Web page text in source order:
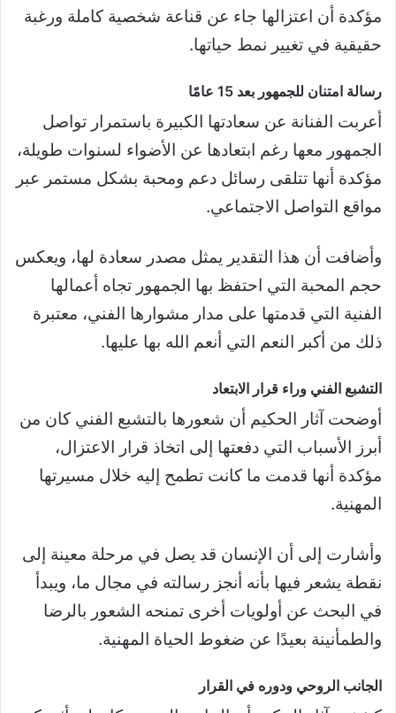
مؤكدة أن اعتزالها جاء عن قناعة شخصية كاملة ورغبة
حقيقية في تغيير نمط حياتها.
رسالة امتنان للجمهور بعد 15 عامًا
أعربت الفنانة عن سعادتها الكبيرة باستمرار تواصل
الجمهور معها رغم ابتعادها عن الأضواء لسنوات طويلة،
مؤكدة أنها تتلقى رسائل دعم ومحبة بشكل مستمر عبر
مواقع التواصل الاجتماعي.
وأضافت أن هذا التقدير يمثل مصدر سعادة لها، ويعكس
حجم المحبة التي احتفظ بها الجمهور تجاه أعمالها
الفنية التي قدمتها على مدار مشوارها الفني، معتبرة
ذلك من أكبر النعم التي أنعم الله بها عليها.
التشبع الفني وراء قرار الابتعاد
أوضحت آثار الحكيم أن شعورها بالتشبع الفني كان من
أبرز الأسباب التي دفعتها إلى اتخاذ قرار الاعتزال،
مؤكدة أنها قدمت ما كانت تطمح إليه خلال مسيرتها
المهنية.
وأشارت إلى أن الإنسان قد يصل في مرحلة معينة إلى
نقطة يشعر فيها بأنه أنجز رسالته في مجال ما، ويبدأ
في البحث عن أولويات أخرى تمنحه الشعور بالرضا
والطمأنينة بعيدًا عن ضغوط الحياة المهنية.
الجانب الروحي ودوره في القرار